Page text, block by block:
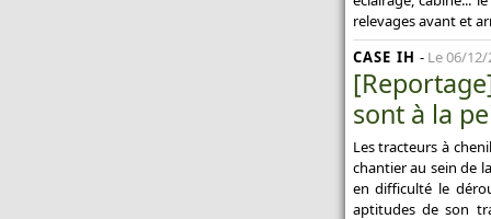
relevages avant et
CASE IH - Le 06/12/
sont à la
Les tracteurs à
chantier au sein de
en difficulté le
aptitudes de son